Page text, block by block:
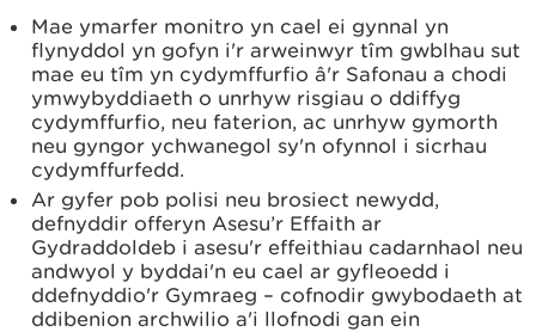
Mae ymarfer monitro yn cael ei gynnal yn
flynyddol yn gofyn i'r arweinwyr tîm gwblhau sut
mae eu tîm yn cydymffurfio â'r Safonau a chodi
ymwybyddiaeth o unrhyw risgiau o ddiffyg
cydymffurfio, neu faterion, ac unrhyw gymorth
neu gyngor ychwanegol sy'n ofynnol i sicrhau
cydymffurfedd.
Ar gyfer pob polisi neu brosiect newydd,
defnyddir offeryn Asesu’r Effaith ar
Gydraddoldeb i asesu'r effeithiau cadarnhaol neu
andwyol y byddai'n eu cael ar gyfleoedd i
ddefnyddio'r Gymraeg – cofnodir gwybodaeth at
ddibenion archwilio a'i llofnodi gan ein